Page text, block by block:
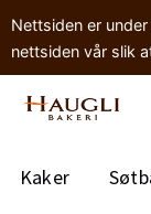
Nettsiden er
nettsiden vår slik
Kaker